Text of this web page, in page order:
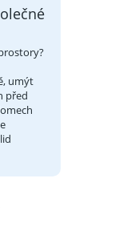
umýt
před